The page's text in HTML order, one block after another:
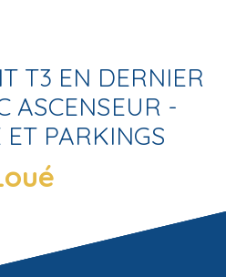
T3 EN DERNIER
ASCENSEUR -
ET PARKINGS